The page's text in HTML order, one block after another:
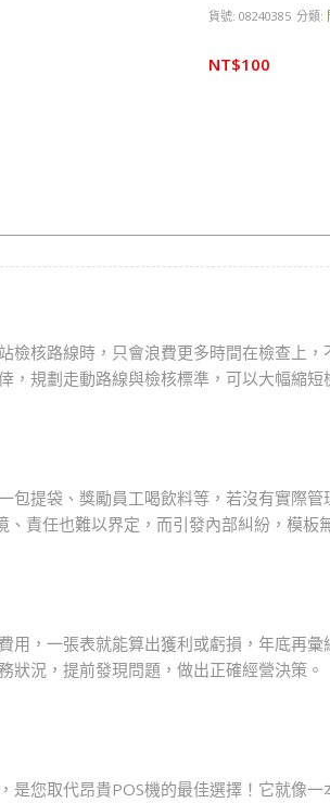
貨號: 08240385 分類:
NT$100
檢核路線時，只會浪費更多時間在檢查上
規劃走動路線與檢核標準，可以大幅縮短
包提袋、獎勵員工喝飲料等，若沒有實際
責任也難以界定，而引發內部糾紛，模板
用，一張表就能算出獲利或虧損，年底再
狀況，提前發現問題，做出正確經營決策。
是您取代昂貴POS機的最佳選擇！它就像